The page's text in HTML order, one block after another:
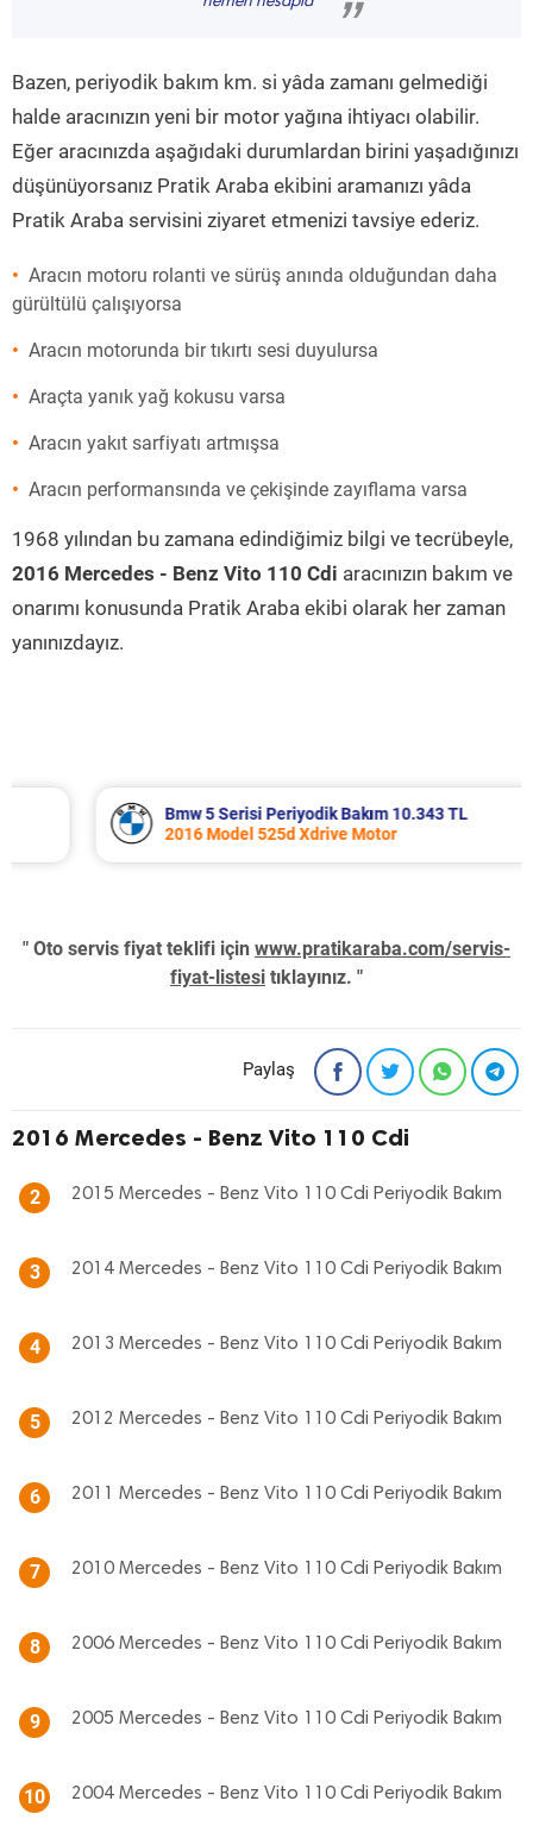
”
Bazen, periyodik bakım km. si yâda zamanı gelmediği
halde aracınızın yeni bir motor yağına ihtiyacı olabilir.
Eğer aracınızda aşağıdaki durumlardan birini yaşadığınızı
düşünüyorsanız Pratik Araba ekibini aramanızı yâda
Pratik Araba servisini ziyaret etmenizi tavsiye ederiz.
Aracın motoru rolanti ve sürüş anında olduğundan daha
gürültülü çalışıyorsa
Aracın motorunda bir tıkırtı sesi duyulursa
Araçta yanık yağ kokusu varsa
Aracın yakıt sarfiyatı artmışsa
Aracın performansında ve çekişinde zayıflama varsa
1968 yılından bu zamana edindiğimiz bilgi ve tecrübeyle,
2016 Mercedes - Benz Vito 110 Cdi aracınızın bakım ve
onarımı konusunda Pratik Araba ekibi olarak her zaman
yanınızdayız.
Bmw 5 Serisi Periyodik Bakım 10.343 TL
2016 Model 525d Xdrive Motor
" Oto servis fiyat teklifi için www.pratikaraba.com/servis-
fiyat-listesi tıklayınız. "
Paylaş
2016 Mercedes - Benz Vito 110 Cdi
2 2015 Mercedes - Benz Vito 110 Cdi Periyodik Bakım
3 2014 Mercedes - Benz Vito 110 Cdi Periyodik Bakım
4 2013 Mercedes - Benz Vito 110 Cdi Periyodik Bakım
5 2012 Mercedes - Benz Vito 110 Cdi Periyodik Bakım
6 2011 Mercedes - Benz Vito 110 Cdi Periyodik Bakım
7 2010 Mercedes - Benz Vito 110 Cdi Periyodik Bakım
8 2006 Mercedes - Benz Vito 110 Cdi Periyodik Bakım
9 2005 Mercedes - Benz Vito 110 Cdi Periyodik Bakım
10 2004 Mercedes - Benz Vito 110 Cdi Periyodik Bakım